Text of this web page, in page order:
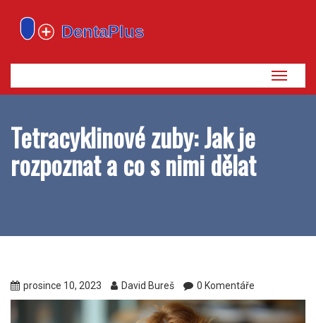
Zobrazit
navigaci
Tetracyklinové zuby: Jak je
rozpoznat a co s nimi dělat
prosince 10, 2023 David Bureš 0 Komentáře